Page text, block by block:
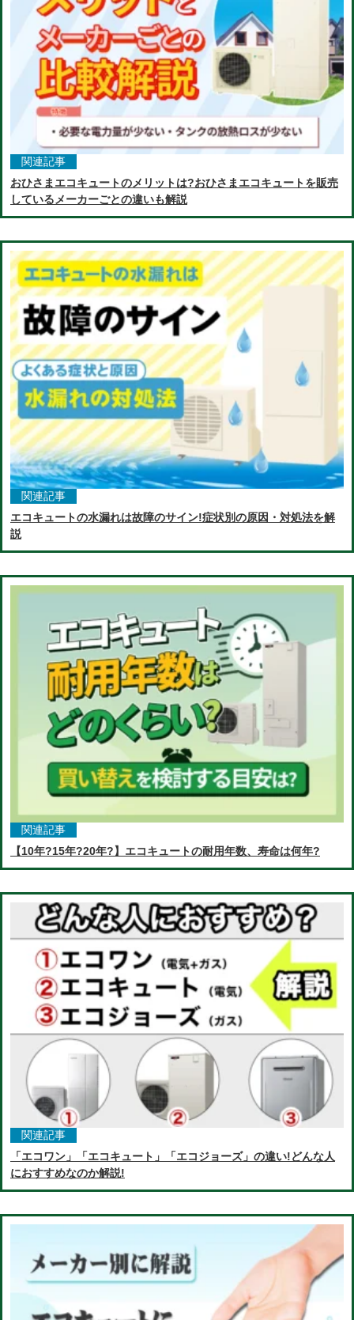
関連記事
おひさまエコキュートのメリットは?おひさまエコキュートを販売
しているメーカーごとの違いも解説
関連記事
エコキュートの水漏れは故障のサイン!症状別の原因・対処法を解
説
関連記事
【10年?15年?20年?】エコキュートの耐用年数、寿命は何年?
関連記事
「エコワン」「エコキュート」「エコジョーズ」の違い!どんな人
におすすめなのか解説!